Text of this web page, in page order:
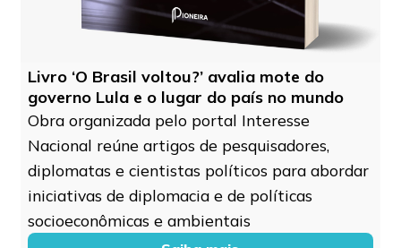
Livro ‘O Brasil voltou?’ avalia mote do
governo Lula e o lugar do país no mundo
Obra organizada pelo portal Interesse
Nacional reúne artigos de pesquisadores,
diplomatas e cientistas políticos para abordar
iniciativas de diplomacia e de políticas
socioeconômicas e ambientais